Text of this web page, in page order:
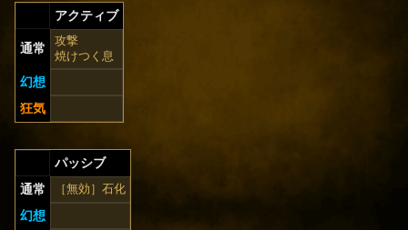
アクティブ
通常
攻撃
焼けつく息
幻想
狂気
パッシブ
通常
［無効］石化
幻想